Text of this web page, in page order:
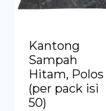
Kantong
Sampah
Hitam, Polos
(per pack isi
50)